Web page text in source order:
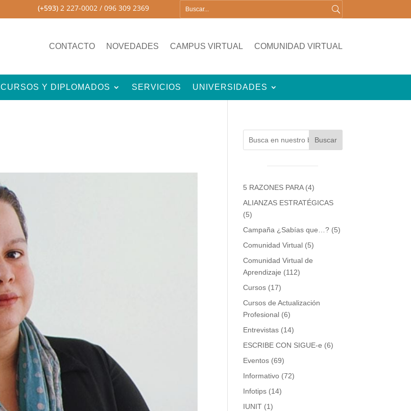
(+593)2 227-0002 / 096 309 2369
CONTACTO NOVEDADES CAMPUS VIRTUAL COMUNIDAD VIRTUAL
CURSOS Y DIPLOMADOS SERVICIOS UNIVERSIDADES
Buscar
5 RAZONES PARA(4)
ALIANZAS ESTRATÉGICAS
(5)
Campaña ¿Sabías que…? (5)
Comunidad Virtual (5)
Comunidad Virtual de
Aprendizaje (112)
Cursos (17)
Cursos de Actualización
Profesional (6)
Entrevistas (14)
ESCRIBE CON SIGUE-e (6)
Eventos (69)
Informativo (72)
Infotips (14)
IUNIT (1)